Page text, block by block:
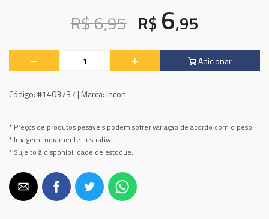
R$ 6,95 R$ 6,95
Adicionar
Código:#1403737 | Marca: Incon
* Preços de produtos pesáveis podem sofrer variação de acordo com o peso.
* Imagem meramente ilustrativa.
* Sujeito à disponibilidade de estoque.